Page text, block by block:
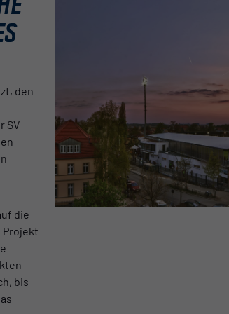
den
SV
die
Projekt
bis